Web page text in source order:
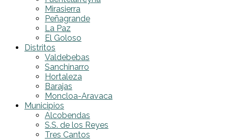
Mirasierra
Peñagrande
La Paz
El Goloso
Distritos
Valdebebas
Sanchinarro
Hortaleza
Barajas
Moncloa-Aravaca
Municipios
Alcobendas
S.S. de los Reyes
Tres Cantos